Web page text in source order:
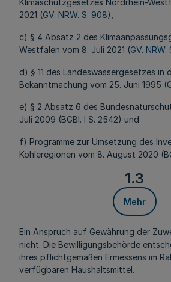
Klimaschutzgesetzes Nordrhein-
2021 (GV. NRW. S. 908),
c) § 4 Absatz 2 des
Westfalen vom 8. Juli 2021 (GV. NRW.
d) § 11 des Landeswassergesetzes in
Bekanntmachung vom 25. Juni 1995 (
e) § 2 Absatz 6 des
Juli 2009 (BGBl. I S. 2542) und
f) Programme zur Umsetzung des
Kohleregionen vom 8. August 2020
1.3
Mehr
Ein Anspruch auf Gewährung der
nicht. Die Bewilligungsbehörde
ihres pflichtgemäßen Ermessens im
verfügbaren Haushaltsmittel.